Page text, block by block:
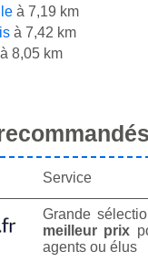
à 7,19 km
à 7,42 km
à 8,05 km
Service
Grande
meilleur prix
agents ou élus